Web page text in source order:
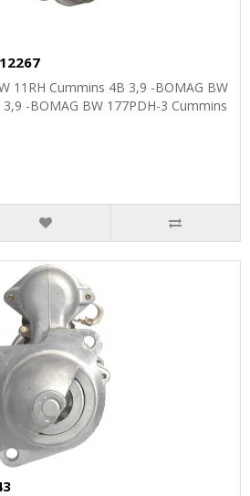
11RH Cummins 4B 3,9 -BOMAG BW
-BOMAG BW 177PDH-3 Cummins